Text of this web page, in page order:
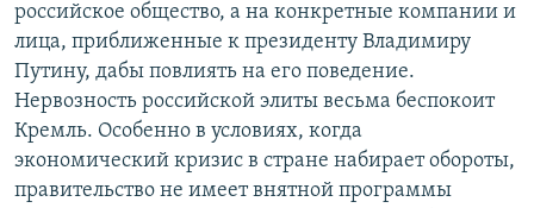
российское общество, а на конкретные компании и
лица, приближенные к президенту Владимиру
Путину, дабы повлиять на его поведение.
Нервозность российской элиты весьма беспокоит
Кремль. Особенно в условиях, когда
экономический кризис в стране набирает обороты,
правительство не имеет внятной программы